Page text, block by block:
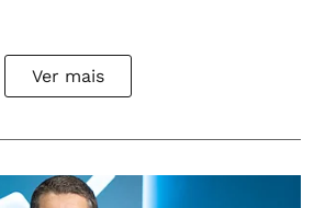
Ver mais